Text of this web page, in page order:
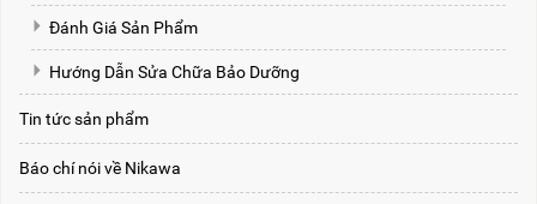
Đánh Giá Sản Phẩm
Hướng Dẫn Sửa Chữa Bảo Dưỡng
Tin tức sản phẩm
Báo chí nói về Nikawa